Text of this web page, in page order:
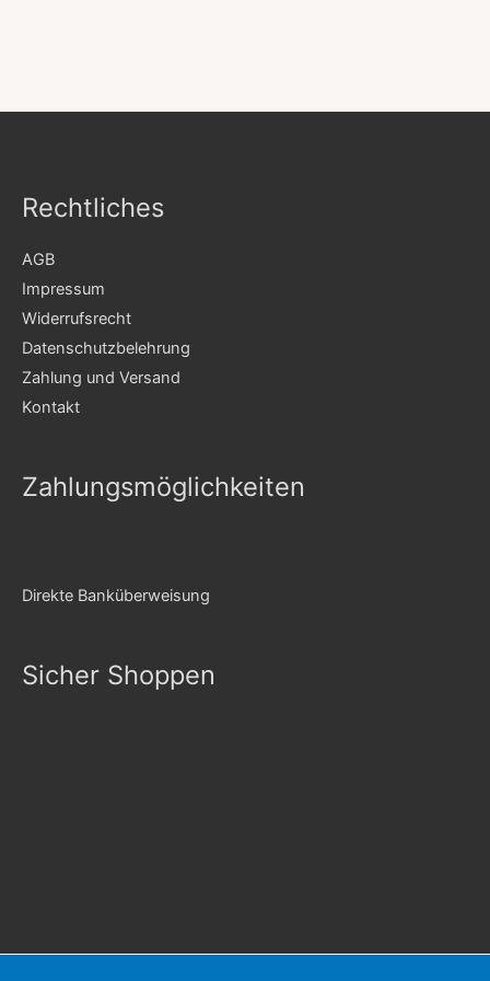
Rechtliches
AGB
Impressum
Widerrufsrecht
Datenschutzbelehrung
Zahlung und Versand
Kontakt
Zahlungsmöglichkeiten
Direkte Banküberweisung
Sicher Shoppen